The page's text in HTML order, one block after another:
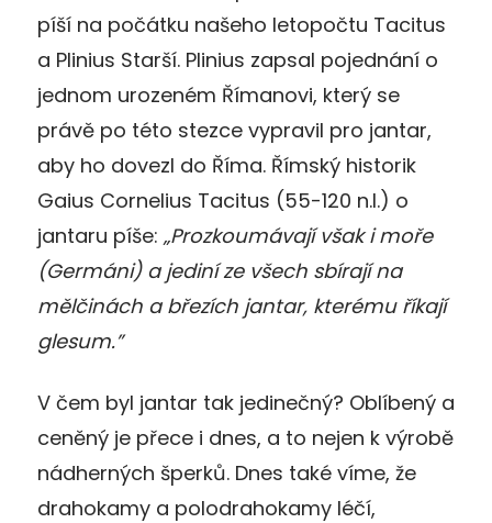
píší na počátku našeho letopočtu Tacitus
a Plinius Starší. Plinius zapsal pojednání o
jednom urozeném Římanovi, který se
právě po této stezce vypravil pro jantar,
aby ho dovezl do Říma. Římský historik
Gaius Cornelius Tacitus (55-120 n.l.) o
jantaru píše: „Prozkoumávají však i moře
(Germáni) a jediní ze všech sbírají na
mělčinách a březích jantar, kterému říkají
glesum.”
V čem byl jantar tak jedinečný? Oblíbený a
ceněný je přece i dnes, a to nejen k výrobě
nádherných šperků. Dnes také víme, že
drahokamy a polodrahokamy léčí,